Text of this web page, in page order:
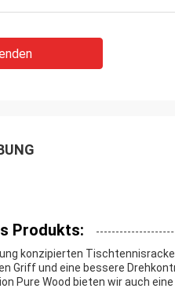
Produkts:
konzipierten
Griff und eine bessere
Pure Wood bieten wir auch